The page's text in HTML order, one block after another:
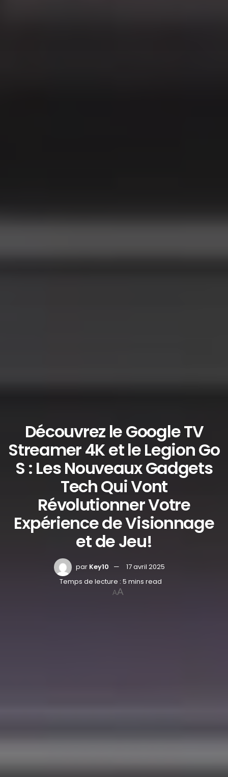
Découvrez le Google TV
Streamer 4K et le Legion Go
S : Les Nouveaux Gadgets
Tech Qui Vont
Révolutionner Votre
Expérience de Visionnage
et de Jeu!
par Key10
17 avril 2025
Temps de lecture : 5 mins read
AA